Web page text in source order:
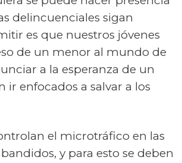
delincuenciales sigan
es que nuestros jóvenes
de un menor al mundo de
a la esperanza de un
enfocados a salvar a los
el microtráfico en las
y para esto se deben